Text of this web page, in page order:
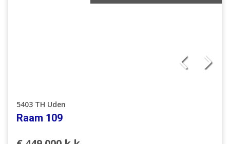
5403 TH Uden
Raam 109